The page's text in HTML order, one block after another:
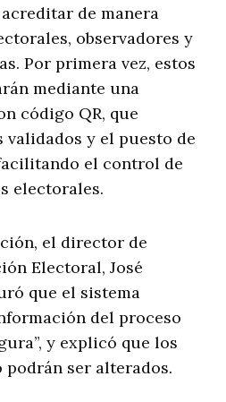
de manera
observadores y
Por primera vez, estos
mediante una
código QR, que
validados y el puesto de
el control de
electorales.
el director de
Electoral, José
que el sistema
del proceso
y explicó que los
ser alterados.